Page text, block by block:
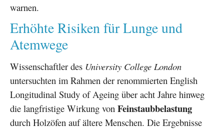
warnen.
Erhöhte Risiken für Lunge und
Atemwege
Wissenschaftler des University College London
untersuchten im Rahmen der renommierten English
Longitudinal Study of Ageing über acht Jahre hinweg
die langfristige Wirkung von Feinstaubbelastung
durch Holzöfen auf ältere Menschen. Die Ergebnisse